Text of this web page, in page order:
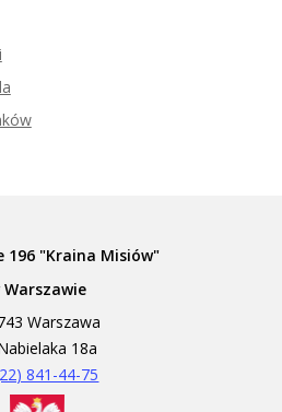
migowego
196 "Kraina Misiów"
Warszawie
Warszawa
18a
841-44-75